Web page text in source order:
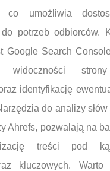
co umożliwia
potrzeb odbiorców.
Google Search
widoczności
identyfikację
do analizy
Ahrefs, pozwalają na
treści pod
kluczowych.